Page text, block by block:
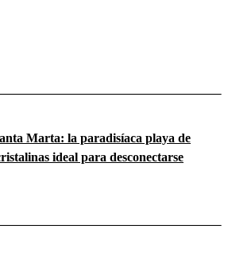
Marta: la paradisíaca playa de
ideal para desconectarse